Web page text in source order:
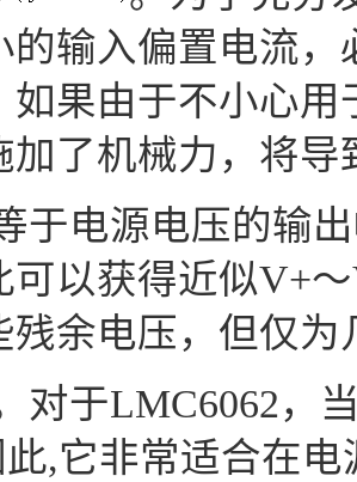
的输入偏置电流
如果由于不小心
加了机械力，将导
于电源电压的输
可以获得近似V+
残余电压，但仅为
对于LMC6062，
,它非常适合在